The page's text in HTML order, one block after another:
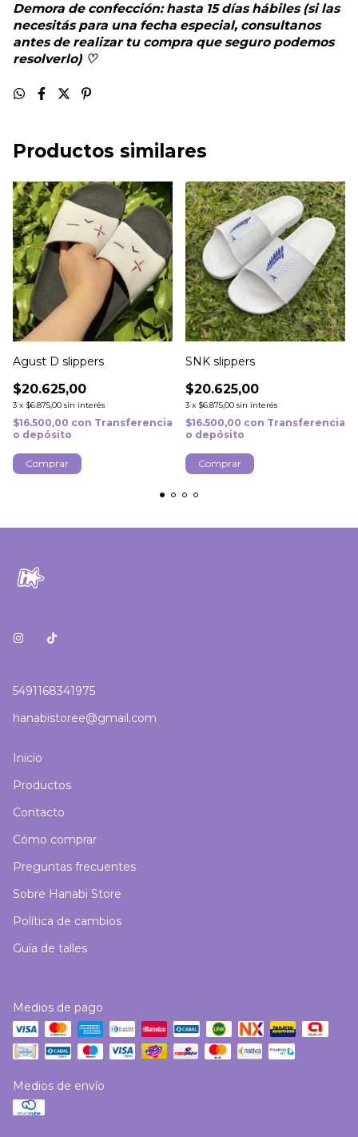
Demora de confección: hasta 15 días hábiles (si las
necesitás para una fecha especial, consultanos
antes de realizar tu compra que seguro podemos
resolverlo) ♡
Productos similares
Agust D slippers
$20.625,00
3 x $6.875,00 sin interés
$16.500,00 con Transferencia
o depósito
Comprar
SNK slippers
$20.625,00
3 x $6.875,00 sin interés
$16.500,00 con Transferencia
o depósito
Comprar
5491168341975
hanabistoree@gmail.com
Inicio
Productos
Contacto
Cómo comprar
Preguntas frecuentes
Sobre Hanabi Store
Política de cambios
Guía de talles
Medios de pago
Medios de envío